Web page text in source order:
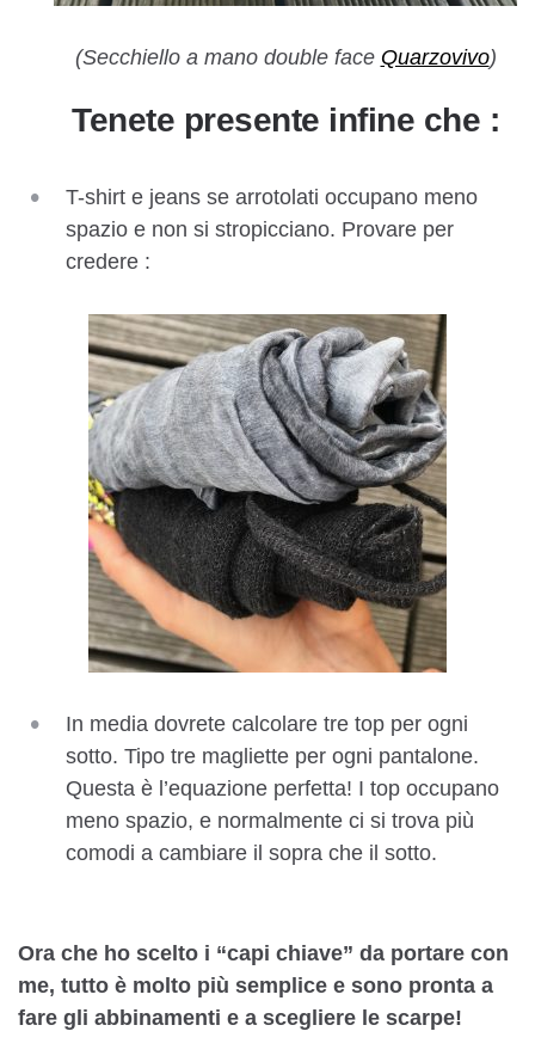
(Secchiello a mano double face Quarzovivo)
Tenete presente infine che :
T-shirt e jeans se arrotolati occupano meno
spazio e non si stropicciano. Provare per
credere :
In media dovrete calcolare tre top per ogni
sotto. Tipo tre magliette per ogni pantalone.
Questa è l’equazione perfetta! I top occupano
meno spazio, e normalmente ci si trova più
comodi a cambiare il sopra che il sotto.
Ora che ho scelto i “capi chiave” da portare con
me, tutto è molto più semplice e sono pronta a
fare gli abbinamenti e a scegliere le scarpe!